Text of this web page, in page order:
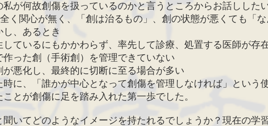
が何故創傷を扱っているのかと言うところからお話しした
く関心が無く、「創は治るもの」、創の状態が悪くても「な
、あるとき
ているにもかかわらず、率先して診療、処置する医師が存
った創（手術創）を管理できていない
悪化し、最終的に切断に至る場合が多い
に、「誰かが中心となって創傷を管理しなければ」という
とが創傷に足を踏み入れた第一歩でした。
いてどのようなイメージを持たれるでしょうか？現在の学